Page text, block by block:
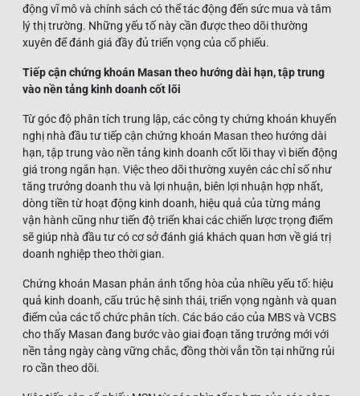
động vĩ mô và chính sách có thể tác động đến sức mua và tâm
lý thị trường. Những yếu tố này cần được theo dõi thường
xuyên để đánh giá đầy đủ triển vọng của cổ phiếu.
Tiếp cận chứng khoán Masan theo hướng dài hạn, tập trung
vào nền tảng kinh doanh cốt lõi
Từ góc độ phân tích trung lập, các công ty chứng khoán khuyến
nghị nhà đầu tư tiếp cận chứng khoán Masan theo hướng dài
hạn, tập trung vào nền tảng kinh doanh cốt lõi thay vì biến động
giá trong ngắn hạn. Việc theo dõi thường xuyên các chỉ số như
tăng trưởng doanh thu và lợi nhuận, biên lợi nhuận hợp nhất,
dòng tiền từ hoạt động kinh doanh, hiệu quả của từng mảng
vận hành cũng như tiến độ triển khai các chiến lược trọng điểm
sẽ giúp nhà đầu tư có cơ sở đánh giá khách quan hơn về giá trị
doanh nghiệp theo thời gian.
Chứng khoán Masan phản ánh tổng hòa của nhiều yếu tố: hiệu
quả kinh doanh, cấu trúc hệ sinh thái, triển vọng ngành và quan
điểm của các tổ chức phân tích. Các báo cáo của MBS và VCBS
cho thấy Masan đang bước vào giai đoạn tăng trưởng mới với
nền tảng ngày càng vững chắc, đồng thời vẫn tồn tại những rủi
ro cần theo dõi.